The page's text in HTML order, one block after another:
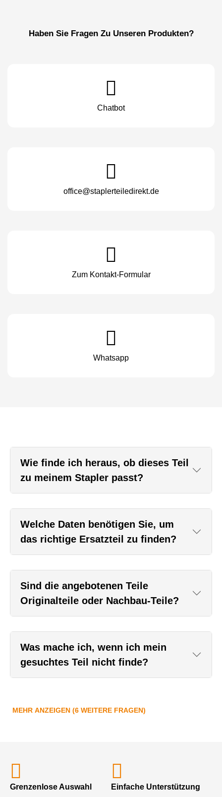
Haben Sie Fragen Zu Unseren Produkten?
Chatbot
office@staplerteiledirekt.de
Zum Kontakt-Formular
Whatsapp
Wie finde ich heraus, ob dieses Teil
zu meinem Stapler passt?
Welche Daten benötigen Sie, um
das richtige Ersatzteil zu finden?
Sind die angebotenen Teile
Originalteile oder Nachbau-Teile?
Was mache ich, wenn ich mein
gesuchtes Teil nicht finde?
MEHR ANZEIGEN (6 WEITERE FRAGEN)
Grenzenlose Auswahl Einfache Unterstützung